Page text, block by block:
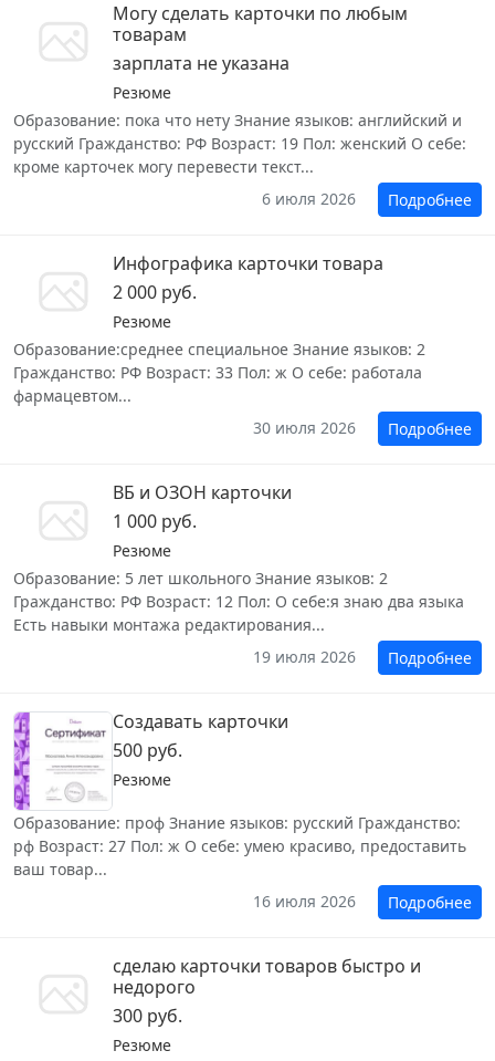
Могу сделать карточки по любым
товарам
зарплата не указана
Резюме
Образование: пока что нету Знание языков: английский и
русский Гражданство: РФ Возраст: 19 Пол: женский О себе:
кроме карточек могу перевести текст...
6 июля 2026
Подробнее
Инфографика карточки товара
2 000 руб.
Резюме
Образование:среднее специальное Знание языков: 2
Гражданство: РФ Возраст: 33 Пол: ж О себе: работала
фармацевтом...
30 июля 2026
Подробнее
ВБ и ОЗОН карточки
1 000 руб.
Резюме
Образование: 5 лет школьного Знание языков: 2
Гражданство: РФ Возраст: 12 Пол: О себе:я знаю два языка
Есть навыки монтажа редактирования...
19 июля 2026
Подробнее
Создавать карточки
500 руб.
Резюме
Образование: проф Знание языков: русский Гражданство:
рф Возраст: 27 Пол: ж О себе: умею красиво, предоставить
ваш товар...
16 июля 2026
Подробнее
сделаю карточки товаров быстро и
недорого
300 руб.
Резюме